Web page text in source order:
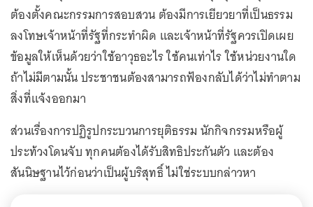
ต้องตั้งคณะกรรมการสอบสวน ต้องมีการเยียวยาที่เป็นธรรม
ลงโทษเจ้าหน้าที่รัฐที่กระทำผิด และเจ้าหน้าที่รัฐควรเปิดเผย
ข้อมูลให้เห็นด้วยว่าใช้อาวุธอะไร ใช้คนเท่าไร ใช้หน่วยงานใด
ถ้าไม่มีตามนั้น ประชาชนต้องสามารถฟ้องกลับได้ว่าไม่ทำตาม
สิ่งที่แจ้งออกมา
ส่วนเรื่องการปฏิรูปกระบวนการยุติธรรม นักกิจกรรมหรือผู้
ประท้วงโดนจับ ทุกคนต้องได้รับสิทธิประกันตัว และต้อง
สันนิษฐานไว้ก่อนว่าเป็นผู้บริสุทธิ์ ไม่ใช่ระบบกล่าวหา